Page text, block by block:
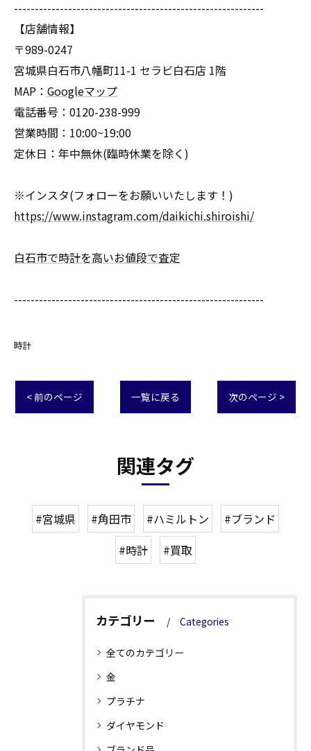
------------------------------------------------------------
【店舗情報】
〒989-0247
宮城県白石市八幡町11-1 セラビ白石店 1階
MAP： Googleマップ
電話番号：0120-238-999
営業時間：10:00~19:00
定休日：年中無休(臨時休業を除く)
※インスタ(フォローをお願いいたします！)
https://www.instagram.com/daikichi.shiroishi/
白石市で時計を高いお値段で査定
------------------------------------------------------------
時計
< 前のページ 一覧に戻る 次のページ >
関連タグ
#宮城県 #角田市 #ハミルトン
#ブランド
#時計
#買取
カテゴリー Categories
全てのカテゴリー
金
プラチナ
ダイヤモンド